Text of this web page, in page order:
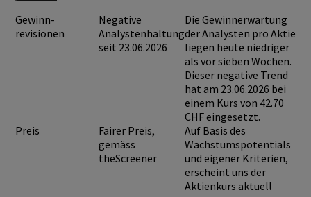
Gewinn-
revisionen
Negative
Analystenhaltung
seit 23.06.2026
Die Gewinnerwartung
der Analysten pro Aktie
liegen heute niedriger
als vor sieben Wochen.
Dieser negative Trend
hat am 23.06.2026 bei
einem Kurs von 42.70
CHFeingesetzt.
Preis
Fairer Preis,
gemäss
theScreener
Auf Basis des
Wachstumspotentials
und eigener Kriterien,
erscheint uns der
Aktienkurs aktuell